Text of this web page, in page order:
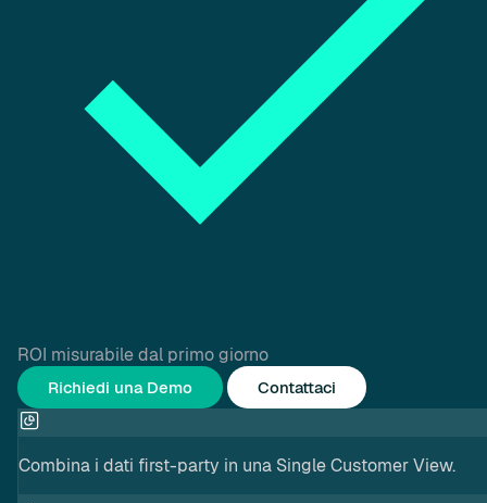
ROI misurabile dal primo giorno
Richiedi una Demo Contattaci
Combina i dati first-party in una Single Customer View.